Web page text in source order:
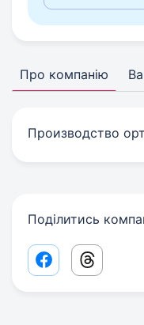
Про компанію
Производство
Поділитись
Facebook share
Threads